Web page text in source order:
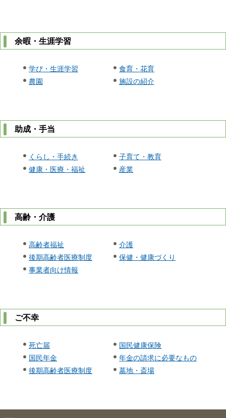
余暇・生涯学習
学び・生涯学習
食育・花育
農園
施設の紹介
助成・手当
くらし・手続き
子育て・教育
健康・医療・福祉
産業
高齢・介護
高齢者福祉
介護
後期高齢者医療制度
保健・健康づくり
事業者向け情報
ご不幸
死亡届
国民健康保険
国民年金
年金の請求に必要なもの
後期高齢者医療制度
墓地・斎場